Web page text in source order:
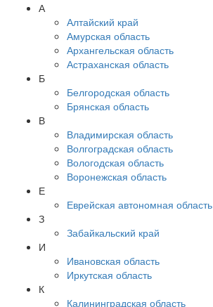
А
Алтайский край
Амурская область
Архангельская область
Астраханская область
Б
Белгородская область
Брянская область
В
Владимирская область
Волгоградская область
Вологодская область
Воронежская область
Е
Еврейская автономная область
З
Забайкальский край
И
Ивановская область
Иркутская область
К
Калининградская область